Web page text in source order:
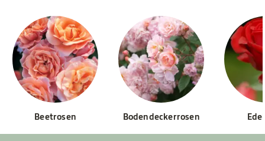
Beetrosen Bodendeckerrosen